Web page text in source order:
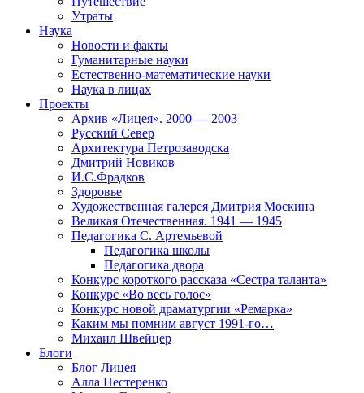
Утраты
Наука
Новости и факты
Гуманитарные науки
Естественно-математические науки
Наука в лицах
Проекты
Архив «Лицея». 2000 — 2003
Русский Север
Архитектура Петрозаводска
Дмитрий Новиков
И.С.Фрадков
Здоровье
Художественная галерея Дмитрия Москина
Великая Отечественная. 1941 — 1945
Педагогика С. Артемьевой
Педагогика школы
Педагогика двора
Конкурс короткого рассказа «Сестра таланта»
Конкурс «Во весь голос»
Конкурс новой драматургии «Ремарка»
Каким мы помним август 1991-го…
Михаил Швейцер
Блоги
Блог Лицея
Алла Нестеренко